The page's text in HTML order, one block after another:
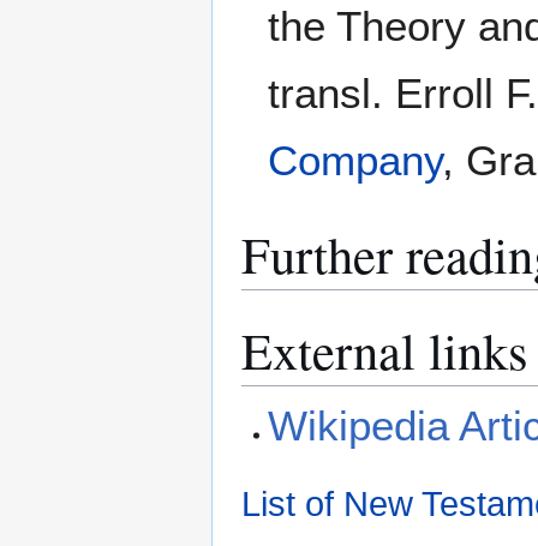
the Theory
transl. Erroll
Company,
Further
External links
Wikipedia
List of New